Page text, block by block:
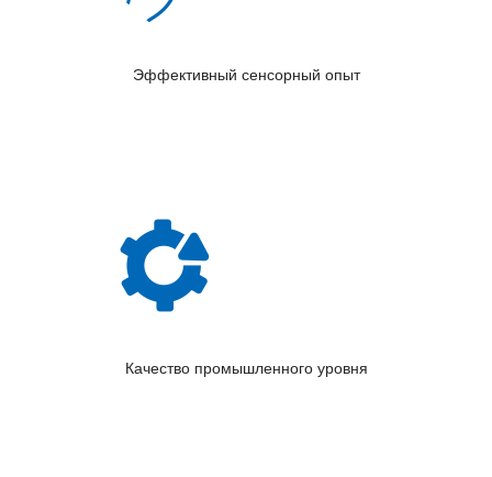
Эффективный сенсорный опыт
Качество промышленного уровня